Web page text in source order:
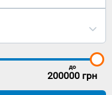
до
200000 грн